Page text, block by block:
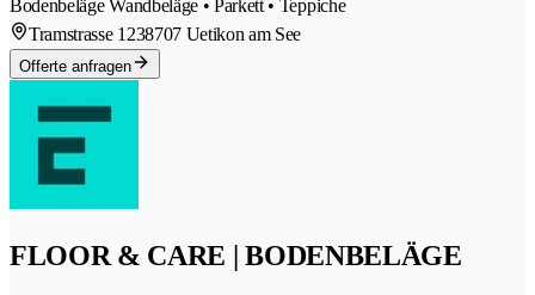
Bodenbeläge Wandbeläge • Parkett • Teppiche
Tramstrasse 1238707 Uetikon am See
Offerte anfragen
FLOOR & CARE | BODENBELÄGE